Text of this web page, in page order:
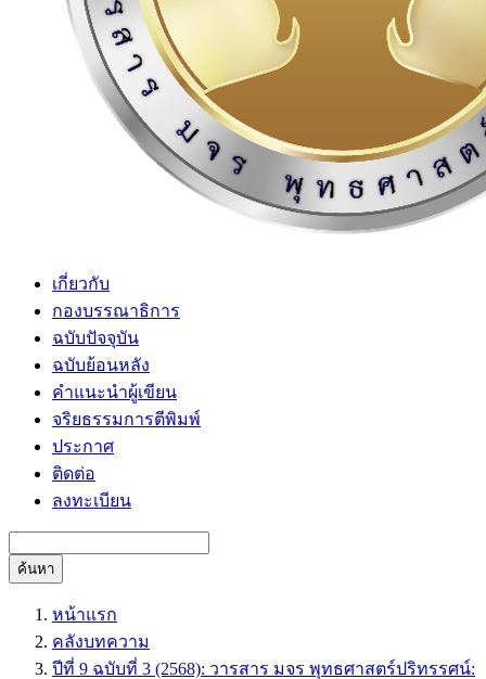
เกี่ยวกับ
กองบรรณาธิการ
ฉบับปัจจุบัน
ฉบับย้อนหลัง
คำแนะนำผู้เขียน
จริยธรรมการตีพิมพ์
ประกาศ
ติดต่อ
ลงทะเบียน
ค้นหา
หน้าแรก
คลังบทความ
ปีที่ 9 ฉบับที่ 3 (2568): วารสาร มจร พุทธศาสตร์ปริทรรศน์: